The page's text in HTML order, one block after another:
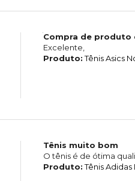
Compra de produto
Excelente,
Produto:Tênis Asics
Tênis muito bom
O tênis é de ótima
Produto:Tênis Adidas